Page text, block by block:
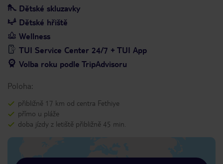
Dětské skluzavky
Dětské hřiště
Wellness
TUI Service Center 24/7 + TUI App
Volba roku podle TripAdvisoru
Poloha:
přibližně 17 km od centra Fethiye
přímo u pláže
doba jízdy z letiště přibližně 45 min.